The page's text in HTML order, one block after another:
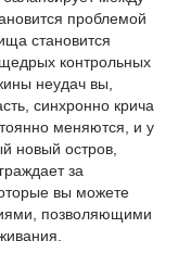
проблемой
становится
контрольных
неудач вы,
синхронно крича
меняются, и у
новый остров,
за
вы можете
позволяющими